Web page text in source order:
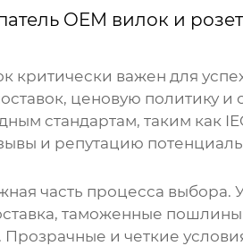
OEM вилок и
критически важен для
ценовую политику и
стандартам, таким как
и репутацию
часть процесса выбора.
таможенные
и четкие